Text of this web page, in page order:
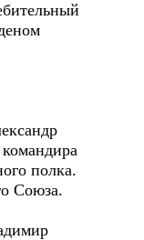
полка.
Союза.